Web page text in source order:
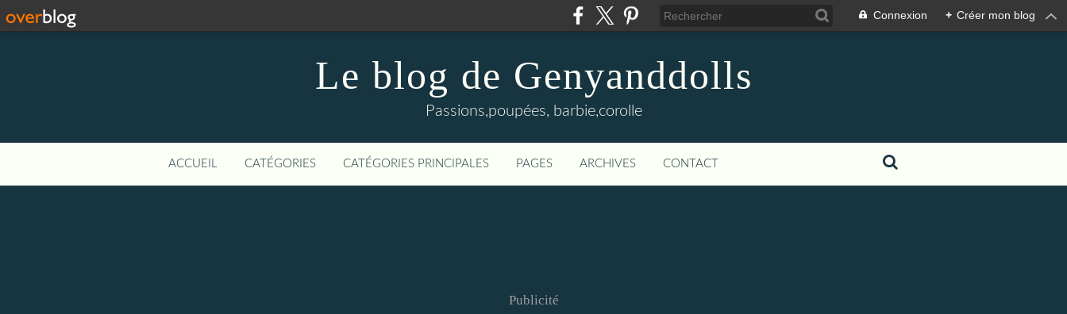
Connexion + Créer mon blog
Le blog de Genyanddolls
Passions,poupées, barbie,corolle
ACCUEIL CATÉGORIES CATÉGORIES PRINCIPALES PAGES ARCHIVES CONTACT
Publicité